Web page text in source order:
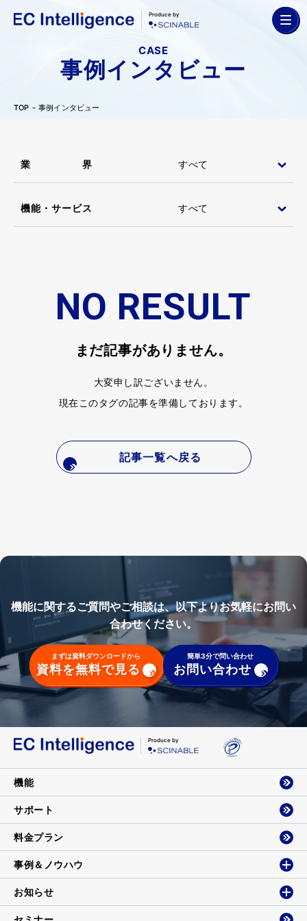
Produce by
CASE
事例インタビュー
TOP 事例インタビュー
業界
機能・サービス
NO RESULT
まだ記事がありません。
大変申し訳ございません。
現在このタグの記事を準備しております。
記事一覧へ戻る
機能に関するご質問やご相談は、以下よりお気軽にお問い
合わせください。
まずは資料ダウンロードから
資料を無料で見る
簡単3分で問い合わせ
お問い合わせ
Produce by
機能
サポート
料金プラン
事例＆ノウハウ
お知らせ